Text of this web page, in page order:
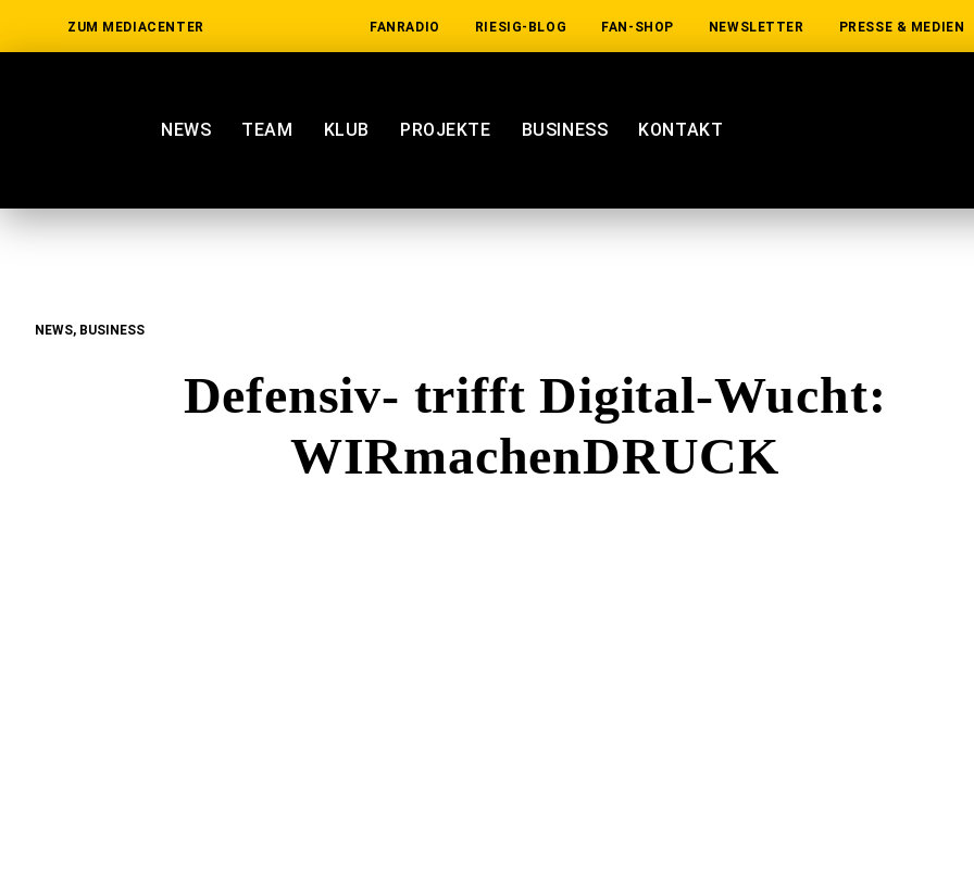
ZUM MEDIACENTER FANRADIO RIESIG-BLOG FAN-SHOP NEWSLETTER PRESSE & MEDIEN
NEWS TEAM KLUB PROJEKTE BUSINESS KONTAKT
NEWS, BUSINESS
Defensiv- trifft Digital-Wucht:
WIRmachenDRUCK